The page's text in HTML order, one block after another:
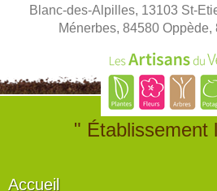
Blanc-des-Alpilles, 13103 St-
Ménerbes, 84580 Oppède,
" Établissement
Accueil